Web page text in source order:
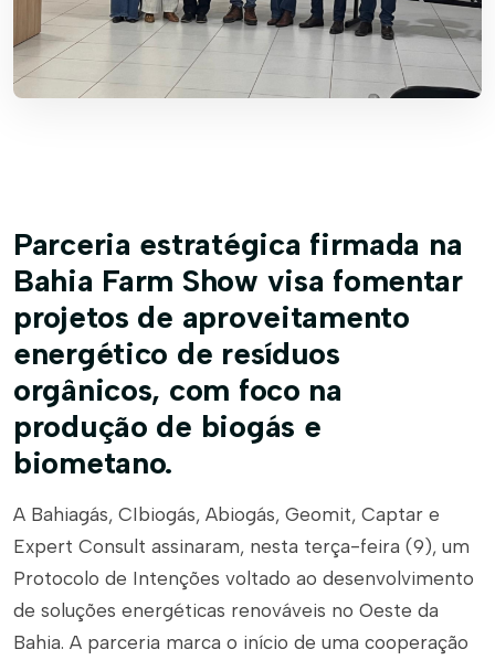
Parceria estratégica firmada na
Bahia Farm Show visa fomentar
projetos de aproveitamento
energético de resíduos
orgânicos, com foco na
produção de biogás e
biometano.
A Bahiagás, CIbiogás, Abiogás, Geomit, Captar e
Expert Consult assinaram, nesta terça-feira (9), um
Protocolo de Intenções voltado ao desenvolvimento
de soluções energéticas renováveis no Oeste da
Bahia. A parceria marca o início de uma cooperação